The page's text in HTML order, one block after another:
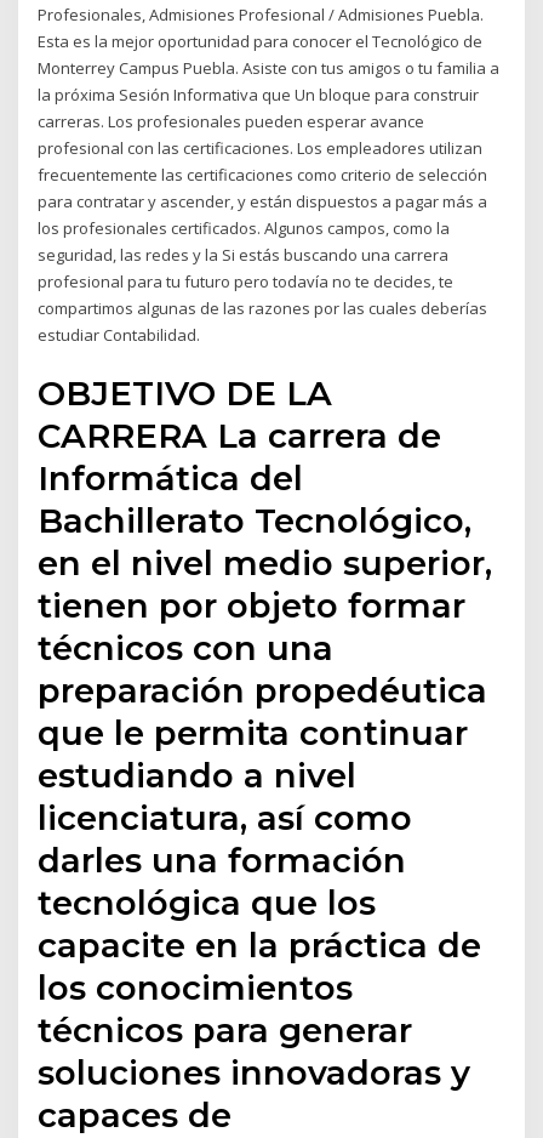
Profesionales, Admisiones Profesional / Admisiones Puebla.
Esta es la mejor oportunidad para conocer el Tecnológico de
Monterrey Campus Puebla. Asiste con tus amigos o tu familia a
la próxima Sesión Informativa que Un bloque para construir
carreras. Los profesionales pueden esperar avance
profesional con las certificaciones. Los empleadores utilizan
frecuentemente las certificaciones como criterio de selección
para contratar y ascender, y están dispuestos a pagar más a
los profesionales certificados. Algunos campos, como la
seguridad, las redes y la Si estás buscando una carrera
profesional para tu futuro pero todavía no te decides, te
compartimos algunas de las razones por las cuales deberías
estudiar Contabilidad.
OBJETIVO DE LA
CARRERA La carrera de
Informática del
Bachillerato Tecnológico,
en el nivel medio superior,
tienen por objeto formar
técnicos con una
preparación propedéutica
que le permita continuar
estudiando a nivel
licenciatura, así como
darles una formación
tecnológica que los
capacite en la práctica de
los conocimientos
técnicos para generar
soluciones innovadoras y
capaces de